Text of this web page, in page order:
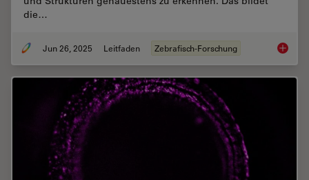
die…
Jun 26, 2025 Leitfaden Zebrafisch-Forschung